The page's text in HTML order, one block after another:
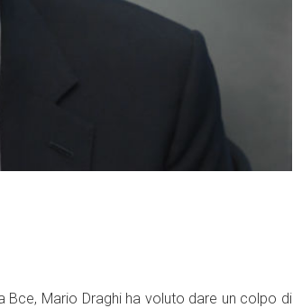
Mario Draghi ha voluto dare un colpo di